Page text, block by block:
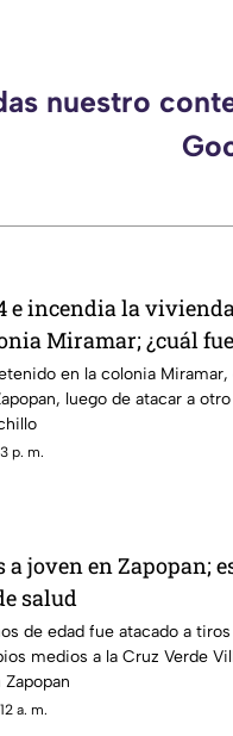
nuestro
e incendia la
Miramar; ¿cuál
en la colonia Miramar,
luego de atacar a otro
p. m.
a joven en Zapopan;
salud
de edad fue atacado a
medios a la Cruz Verde
a. m.